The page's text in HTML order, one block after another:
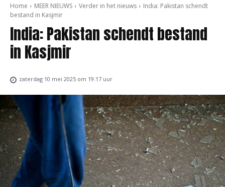
Home MEER NIEUWS Verder in het nieuws
India: Pakistan schendt
bestand in Kasjmir
India: Pakistan schendt bestand
in Kasjmir
zaterdag 10 mei 2025 om 19:17 uur